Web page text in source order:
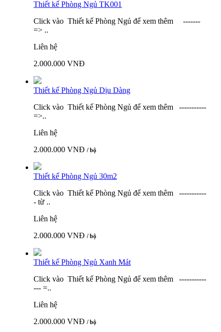
Thiết kế Phòng Ngủ TK001
Click vào Thiết kế Phòng Ngủ để xem thêm -------
=> ..
Liên hệ
2.000.000 VNĐ
Thiết kế Phòng Ngủ Dịu Dàng
Click vào Thiết kế Phòng Ngủ để xem thêm -----------
=>..
Liên hệ
2.000.000 VNĐ / bộ
Thiết kế Phòng Ngủ 30m2
Click vào Thiết kế Phòng Ngủ để xem thêm -----------
- từ ..
Liên hệ
2.000.000 VNĐ / bộ
Thiết kế Phòng Ngủ Xanh Mát
Click vào Thiết kế Phòng Ngủ để xem thêm -----------
--- =..
Liên hệ
2.000.000 VNĐ / bộ